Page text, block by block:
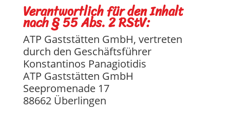
Verantwortlich für den Inhalt
nach § 55 Abs. 2 RStV:
ATP Gaststätten GmbH, vertreten
durch den Geschäftsführer
Konstantinos Panagiotidis
ATP Gaststätten GmbH
Seepromenade 17
88662 Überlingen